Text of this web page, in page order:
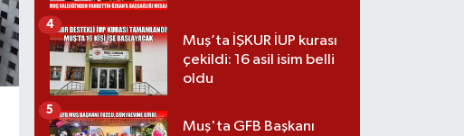
Muş’ta İŞKUR İUP kurası
çekildi: 16 asil isim belli
oldu
4
Muş'ta GFB Başkanı
5